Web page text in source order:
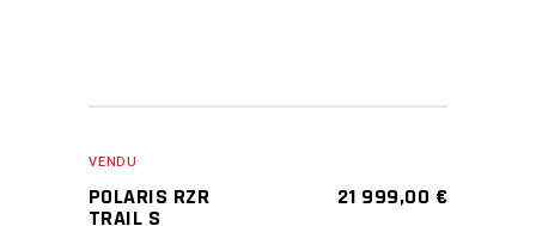
VENDU
POLARIS RZR
TRAIL S
21 999,00 €